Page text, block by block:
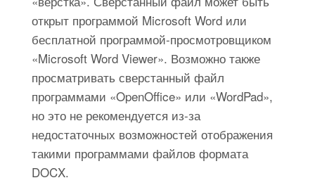
открыт программой Microsoft Word или
бесплатной программой-просмотровщиком
«Microsoft Word Viewer». Возможно также
просматривать сверстанный файл
программами «OpenOffice» или «WordPad»,
но это не рекомендуется из-за
недостаточных возможностей отображения
такими программами файлов формата
DOCX.